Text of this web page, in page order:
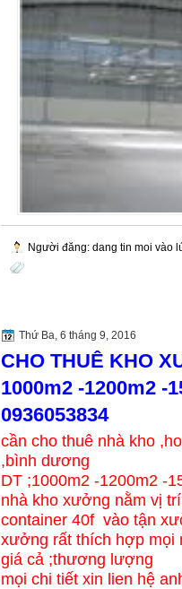
Người đăng: dang tin moi vào
Thứ Ba, 6 tháng 9, 2016
CHO THUÊ KHO
1000m2 -1200m2 -
0936053834
cần cho thuê nhà kho
,bình dương
DT ;1000m2 -1200m2 -
nhà kho xưởng nằm vị
container 40f vào tận
xưởng rất thích hợp mọi
giá cả ;thương lượng
mọi chi tiết xin lien hệ